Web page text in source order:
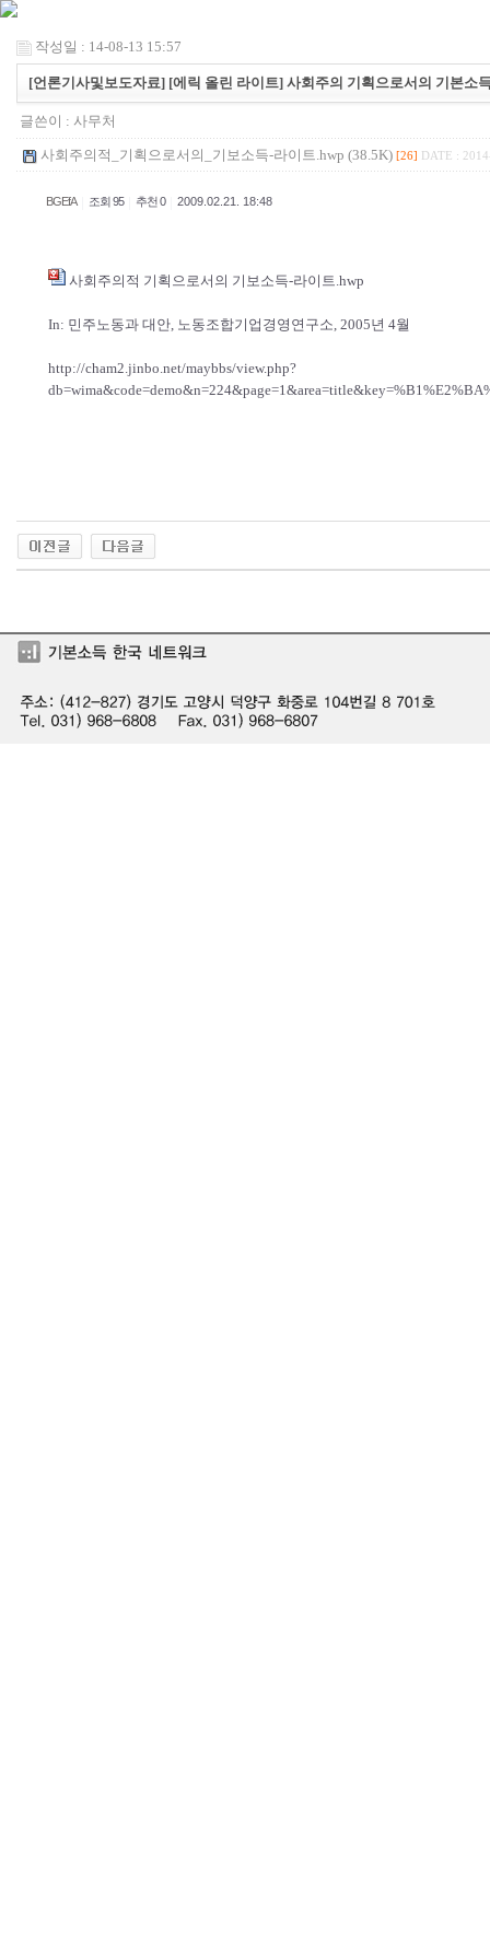
작성일 : 14-08-13 15:57
[언론기사및보도자료] [에릭 올린 라이트] 사회주의 기획으로서의 기본소
글쓴이 : 사무처
사회주의적_기획으로서의_기보소득-라이트.hwp (38.5K) [26] DATE :
BGEfA 조회 95 추천 0 2009.02.21. 18:48
사회주의적 기획으로서의 기보소득-라이트.hwp
In: 민주노동과 대안, 노동조합기업경영연구소, 2005년 4월
http://cham2.jinbo.net/maybbs/view.php?